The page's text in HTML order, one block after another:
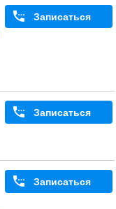
Записаться
Записаться
Записаться